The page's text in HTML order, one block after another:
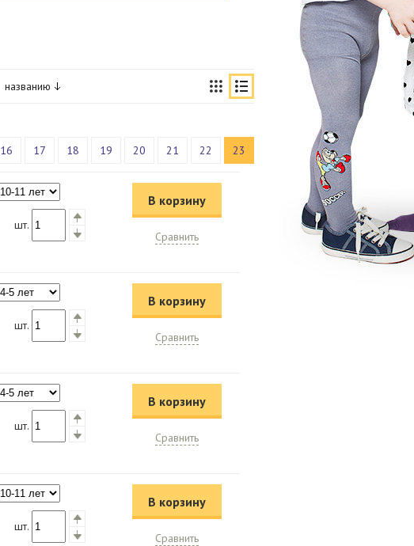
названию
16 17 18 19 20 21 22 23
шт.
В корзину
Сравнить
шт.
В корзину
Сравнить
шт.
В корзину
Сравнить
шт.
В корзину
Сравнить